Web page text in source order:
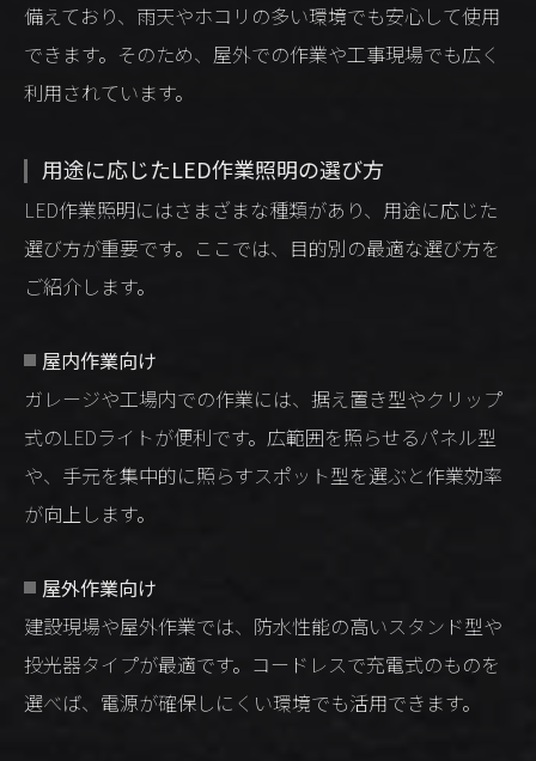
備えており、雨天やホコリの多い環境でも安心して使用
できます。そのため、屋外での作業や工事現場でも広く
利用されています。
用途に応じたLED作業照明の選び方
LED作業照明にはさまざまな種類があり、用途に応じた
選び方が重要です。ここでは、目的別の最適な選び方を
ご紹介します。
屋内作業向け
ガレージや工場内での作業には、据え置き型やクリップ
式のLEDライトが便利です。広範囲を照らせるパネル型
や、手元を集中的に照らすスポット型を選ぶと作業効率
が向上します。
屋外作業向け
建設現場や屋外作業では、防水性能の高いスタンド型や
投光器タイプが最適です。コードレスで充電式のものを
選べば、電源が確保しにくい環境でも活用できます。